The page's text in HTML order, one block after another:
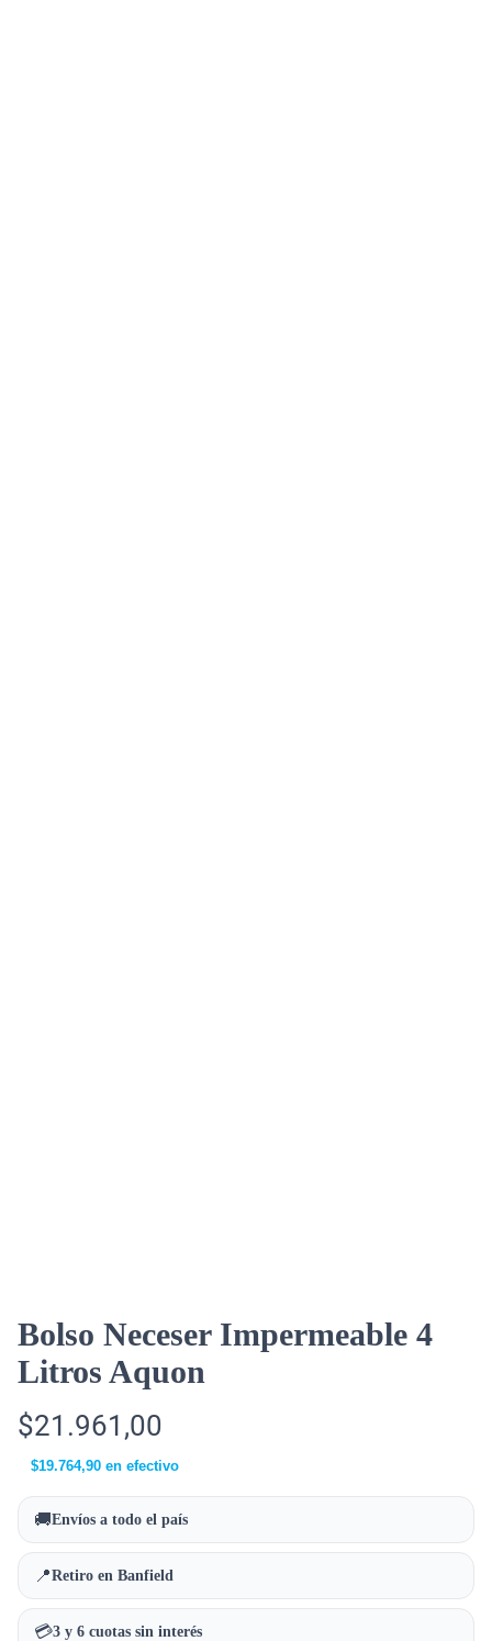
Bolso Neceser Impermeable 4
Litros Aquon
$21.961,00
$19.764,90 en efectivo
🚚Envíos a todo el país
📍Retiro en Banfield
💳3 y 6 cuotas sin interés